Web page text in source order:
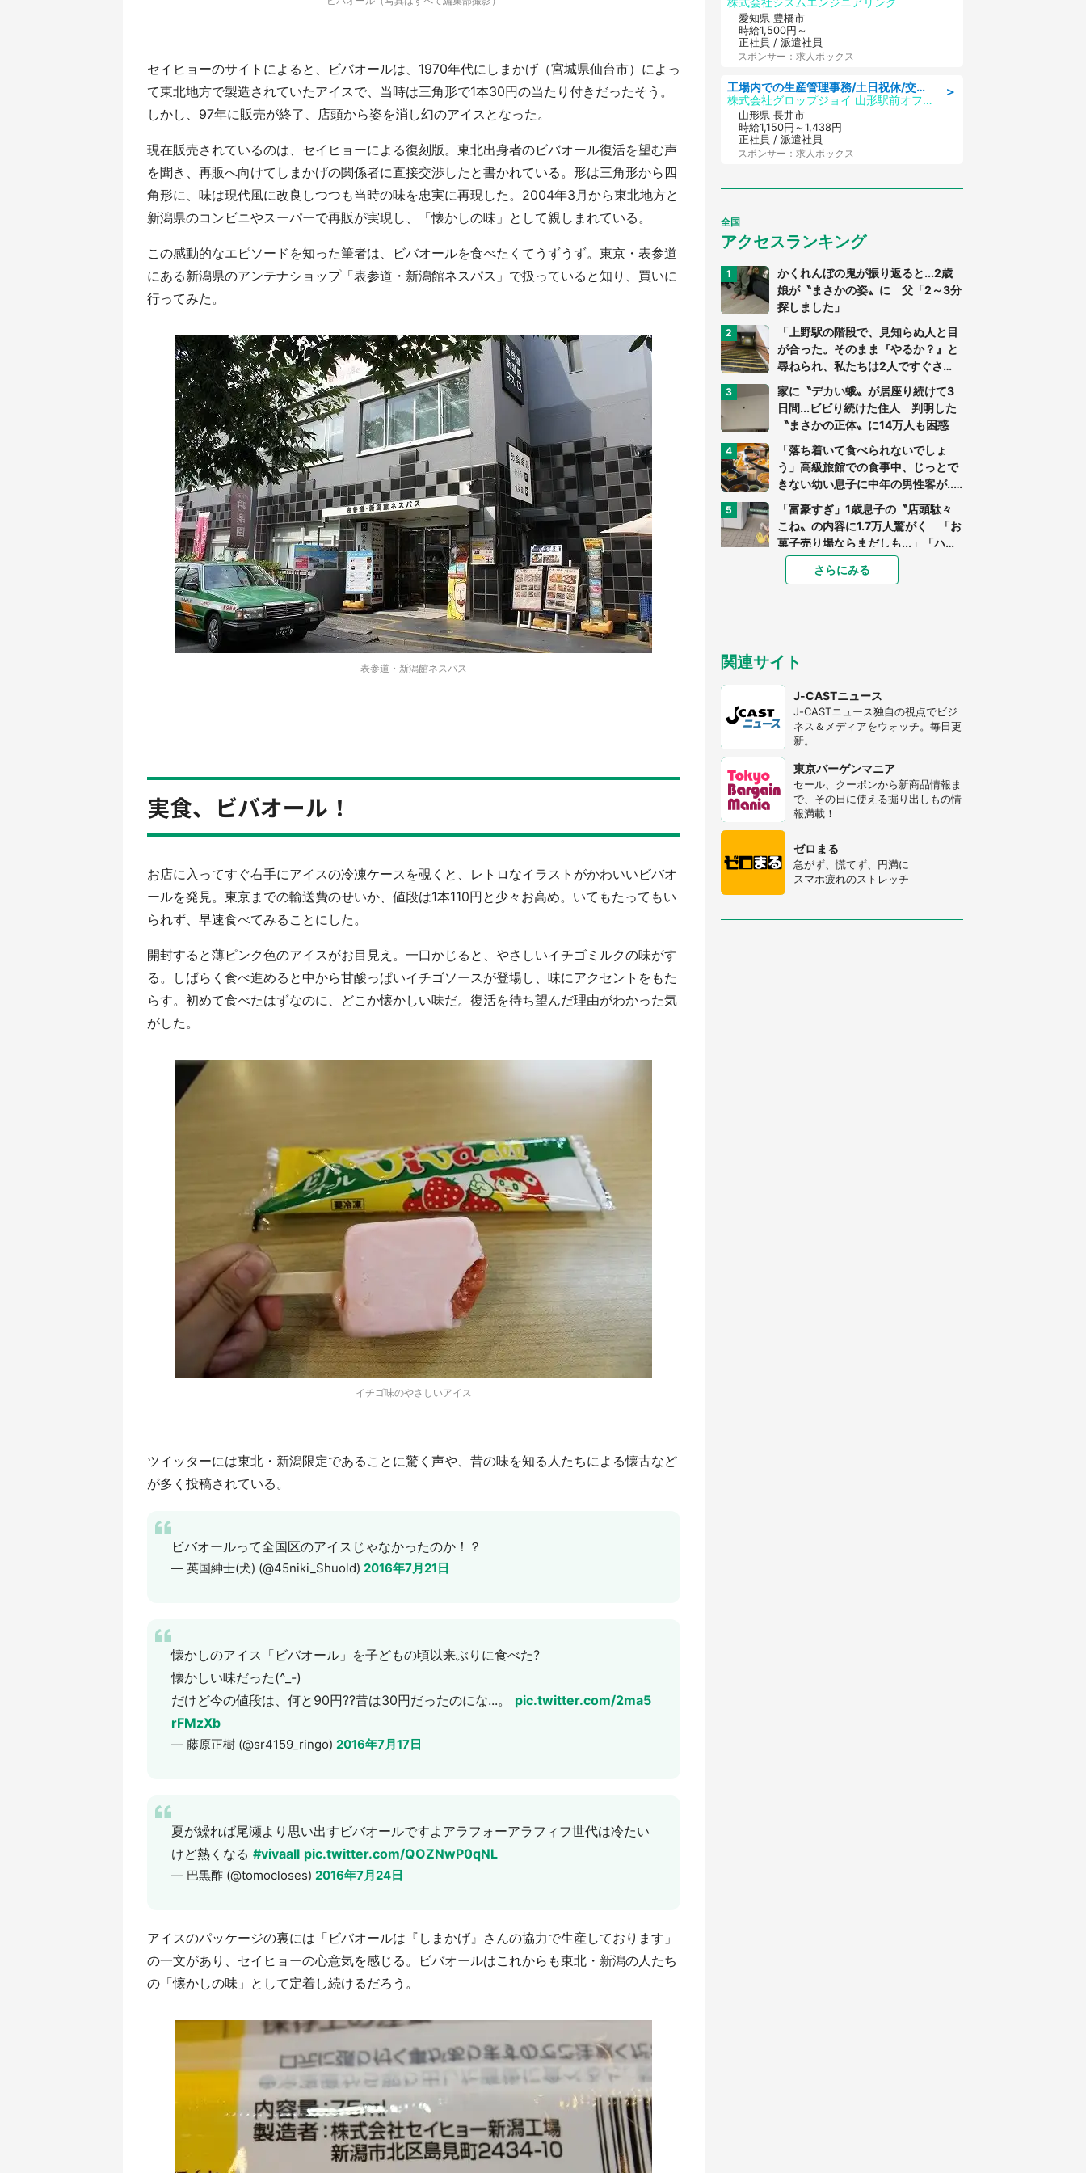
セイヒョーのサイトによると、ビバオールは、1970年代にしまかげ（宮城県仙台市）によっ
て東北地方で製造されていたアイスで、当時は三角形で1本30円の当たり付きだったそう。
しかし、97年に販売が終了、店頭から姿を消し幻のアイスとなった。
現在販売されているのは、セイヒョーによる復刻版。東北出身者のビバオール復活を望む声
を聞き、再販へ向けてしまかげの関係者に直接交渉したと書かれている。形は三角形から四
角形に、味は現代風に改良しつつも当時の味を忠実に再現した。2004年3月から東北地方と
新潟県のコンビニやスーパーで再販が実現し、「懐かしの味」として親しまれている。
この感動的なエピソードを知った筆者は、ビバオールを食べたくてうずうず。東京・表参道
にある新潟県のアンテナショップ「表参道・新潟館ネスパス」で扱っていると知り、買いに
行ってみた。
表参道・新潟館ネスパス
実食、ビバオール！
お店に入ってすぐ右手にアイスの冷凍ケースを覗くと、レトロなイラストがかわいいビバオ
ールを発見。東京までの輸送費のせいか、値段は1本110円と少々お高め。いてもたってもい
られず、早速食べてみることにした。
開封すると薄ピンク色のアイスがお目見え。一口かじると、やさしいイチゴミルクの味がす
る。しばらく食べ進めると中から甘酸っぱいイチゴソースが登場し、味にアクセントをもた
らす。初めて食べたはずなのに、どこか懐かしい味だ。復活を待ち望んだ理由がわかった気
がした。
イチゴ味のやさしいアイス
ツイッターには東北・新潟限定であることに驚く声や、昔の味を知る人たちによる懐古など
が多く投稿されている。
ビバオールって全国区のアイスじゃなかったのか！？
— 英国紳士(犬) (@45niki_Shuold) 2016年7月21日
懐かしのアイス「ビバオール」を子どもの頃以来ぶりに食べた?
懐かしい味だった(^_-)
だけど今の値段は、何と90円??昔は30円だったのにな...。 pic.twitter.com/2ma5
rFMzXb
— 藤原正樹 (@sr4159_ringo) 2016年7月17日
夏が繰れば尾瀬より思い出すビバオールですよアラフォーアラフィフ世代は冷たい
けど熱くなる #vivaall pic.twitter.com/QOZNwP0qNL
— 巴黒酢 (@tomocloses) 2016年7月24日
アイスのパッケージの裏には「ビバオールは『しまかげ』さんの協力で生産しております」
の一文があり、セイヒョーの心意気を感じる。ビバオールはこれからも東北・新潟の人たち
の「懐かしの味」として定着し続けるだろう。
愛知県 豊橋市
時給1,500円～
正社員 / 派遣社員
スポンサー：求人ボックス
＞
工場内での生産管理事務/土日祝休/交通費支給
株式会社グロップジョイ 山形駅前オフィス
山形県 長井市
時給1,150円～1,438円
正社員 / 派遣社員
スポンサー：求人ボックス
全国
アクセスランキング
かくれんぼの鬼が振り返ると...2歳
娘が〝まさかの姿〟に 父「2～3分
探しました」
「上野駅の階段で、見知らぬ人と目
が合った。そのまま『やるか？』と
尋ねられ、私たちは2人ですぐさ
ま...」（茨城県・70代男性）
家に〝デカい蛾〟が居座り続けて3
日間...ビビり続けた住人 判明した
〝まさかの正体〟に14万人も困惑
「落ち着いて食べられないでしょ
う」高級旅館での食事中、じっとで
きない幼い息子に中年の男性客が...
（東京都・40代男性）
「富豪すぎ」1歳息子の〝店頭駄々
こね〟の内容に1.7万人驚がく 「お
菓子売り場ならまだしも...」「ハー
ドル高い」
あまりにも四角すぎる猫、激写され
る 「これもう座布団だろ」「食パ
ンの耳」と1.4万人困惑
とお願いしたら...」 体験談に8万
「ゾワゾワする」「本当に気持ち悪
い」 道端でバグっちゃってた〝野
生の野菜〟に6.5万人戦慄
「○○がない街に住んでいます」住
人の呟きに30万人驚がく 何が存在
しないか、あなたはわかる？
「修学旅行に途中参加する娘を送っ
て行ったら、真っ暗な道で遭難状
態。なんとか見つけた民家に助けを
求めると、住人の男性が...」
さらにみる
関連サイト
J-CASTニュース
J-CASTニュース独自の視点でビジ
ネス＆メディアをウォッチ。毎日更
新。
東京バーゲンマニア
セール、クーポンから新商品情報ま
で、その日に使える掘り出しもの情
報満載！
ゼロまる
急がず、慌てず、円満に
スマホ疲れのストレッチ